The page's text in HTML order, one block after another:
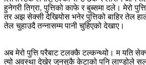
हुनेगरी तिग्रा, पुत्तिको काफे र बुब्समा दले। मेरो
तर अझ सेक्सी देखियोस भनेर पुत्तिको बाहिर तेल
तेल चुहाउदै तन्नासम्म पानी चुहिएको देखाए।
अब मेरो पुत्ति परैबाट टलक्कै टल्कन्थ्यो। म यति
त्यो अवस्था देखेर जुनसुकै केटाको पनि लाण्डोले